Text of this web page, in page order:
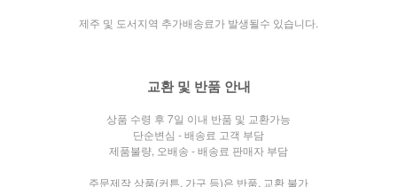
제주 및 도서지역 추가배송료가 발생될수 있습니다.
교환 및 반품 안내
상품 수령 후 7일 이내 반품 및 교환가능
단순변심 - 배송료 고객 부담
제품불량, 오배송 - 배송료 판매자 부담
주문제작 상품(커튼, 가구 등)은 반품, 교환 불가